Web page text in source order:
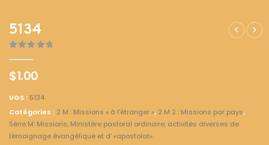
5134
$1.00
UGS : 5134
Catégories : 2 M : Missions « à l'étranger », 2 M 2 : Missions par pays,
Série M: Missions, Ministère pastoral ordinaire, activités diverses de
témoignage évangélique et d' «apostolat»